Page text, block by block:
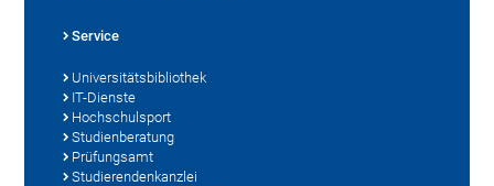
Service
Universitätsbibliothek
IT-Dienste
Hochschulsport
Studienberatung
Prüfungsamt
Studierendenkanzlei